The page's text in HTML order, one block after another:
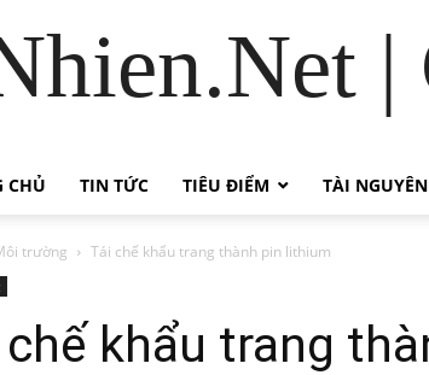
CHỦ TIN TỨC TIÊU ĐIỂM TÀI NGUYÊN
trường Tái chế khẩu trang thành pin lithium
chế khẩu trang